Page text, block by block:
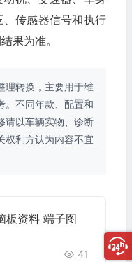
传感器信号和执行
果为准。
理转换，主要用于维
。不同年款、配置和
请以车辆实物、诊断
权利方认为内容不宜
板资料 端子图
41